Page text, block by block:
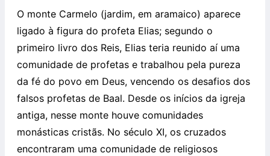
O monte Carmelo (jardim, em aramaico) aparece
ligado à figura do profeta Elias; segundo o
primeiro livro dos Reis, Elias teria reunido aí uma
comunidade de profetas e trabalhou pela pureza
da fé do povo em Deus, vencendo os desafios dos
falsos profetas de Baal. Desde os inícios da igreja
antiga, nesse monte houve comunidades
monásticas cristãs. No século XI, os cruzados
encontraram uma comunidade de religiosos